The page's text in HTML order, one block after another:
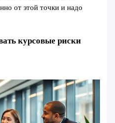
от этой точки и надо
курсовые риски